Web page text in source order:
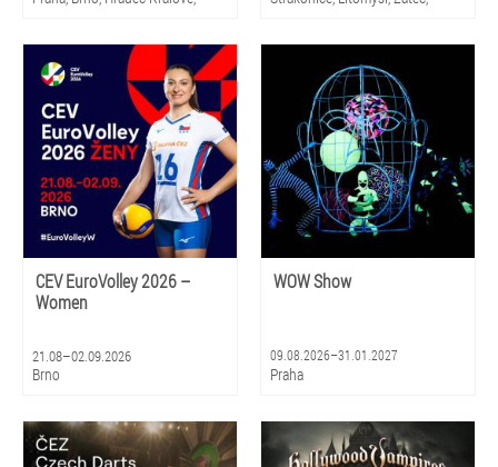
Praha, Ostrava, Pardubice, Plzeň
CEV EuroVolley 2026 –
Women
21.08–02.09.2026
Brno
WOW Show
09.08.2026–31.01.2027
Praha